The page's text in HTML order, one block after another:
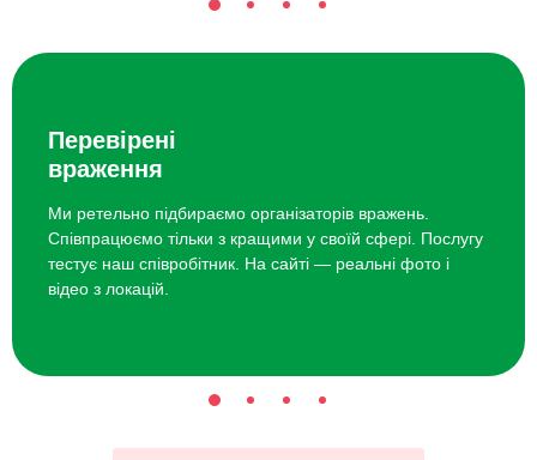
Перевірені
враження
Ми ретельно підбираємо організаторів вражень.
Співпрацюємо тільки з кращими у своїй сфері. Послугу
тестує наш співробітник. На сайті — реальні фото і
відео з локацій.